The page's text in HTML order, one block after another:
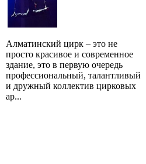
Алматинский цирк – это не
просто красивое и современное
здание, это в первую очередь
профессиональный, талантливый
и дружный коллектив цирковых
ар...